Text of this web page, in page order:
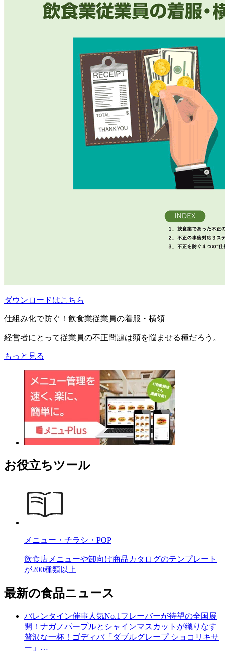
ダウンロードはこちら
仕組み化で防ぐ！飲食業従業員の着服・横領
経営者にとって従業員の不正問題は頭を悩ませる種だろう。
もっと見る
お役立ちツール
メニュー・チラシ・POP
飲食店メニューや卸向け商品カタログのテンプレート
が200種類以上
最新の食品ニュース
バレンタイン催事人気No.1フレーバーが待望の全国展
開！ナガノパープルとシャインマスカットが織りなす
贅沢な一杯！ゴディバ「ダブルグレープ ショコリキサ
ー」…